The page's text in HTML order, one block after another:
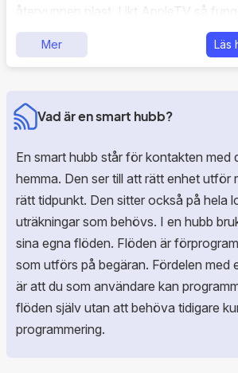
återvunnen plast. Likt AppleTV så
Mini som en hubb för för dina
fungerar även som en så kallad
Ljudet i HomePod Mini är
köper fler enheter kan du koppla ihop
HomePod Mini kommer till sin rätta när
Apples ekosystem. Framför allt när ni
har Apple prylar. Intercomfunktionen
kan skicka röstmeddelanden mellan
meddela någon annan i familjen. Du
av Siri skicka röstmeddelande fån
Watch, antingen till alla dina HomePod
utvald. Så vem ska köpa HomePod
trogen användare av Apple produkter
Mer Läs
Vad är en smart hubb?
En smart hubb står för kontakten med
hemma. Den ser till att rätt enhet utför
rätt tidpunkt. Den sitter också på hela
uträkningar som behövs. I en hubb
sina egna flöden. Flöden är
som utförs på begäran. Fördelen med
är att du som användare kan
flöden själv utan att behöva tidigare
programmering.